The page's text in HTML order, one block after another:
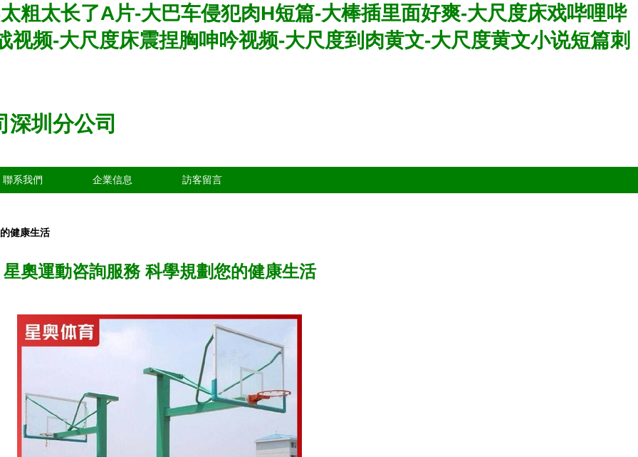
粗太长了A片-大巴车侵犯肉H短篇-大棒插里面好爽-大尺度床戏哔哩哔
视频-大尺度床震捏胸呻吟视频-大尺度到肉黄文-大尺度黄文小说短篇刺
深圳分公司
聯系我們 企業信息 訪客留言
健康生活
星奧運動咨詢服務 科學規劃您的健康生活